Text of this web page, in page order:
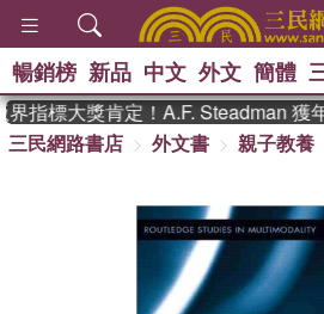
熱搜： 東
李登輝時代
、 偉大的
群喵 、 臺
暢銷榜 新品 中文 外文 簡體
指標大獎肯定！A.F. Steadman 獲
三民網路書店
外文書 親子教養